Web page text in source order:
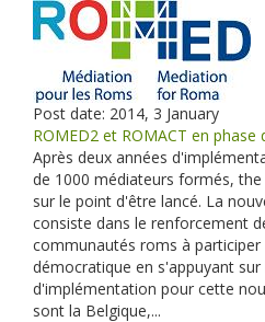
Post date: 2014, 3 January
ROMED2 et ROMACT en phase
Après deux années
de 1000 médiateurs formés,
sur le point d'être lancé. La
consiste dans le renforcement
communautés roms à participer
démocratique en s'appuyant
d'implémentation pour cette
sont la Belgique,...